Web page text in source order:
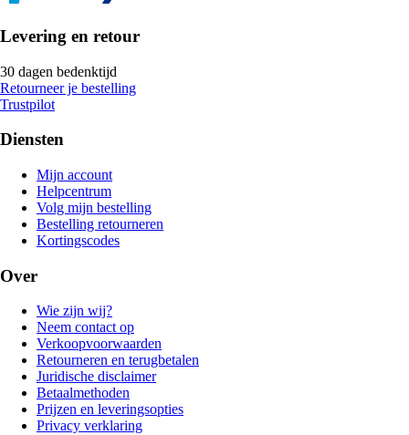
Levering en retour
30 dagen bedenktijd
Retourneer je bestelling
Trustpilot
Diensten
Mijn account
Helpcentrum
Volg mijn bestelling
Bestelling retourneren
Kortingscodes
Over
Wie zijn wij?
Neem contact op
Verkoopvoorwaarden
Retourneren en terugbetalen
Juridische disclaimer
Betaalmethoden
Prijzen en leveringsopties
Privacy verklaring